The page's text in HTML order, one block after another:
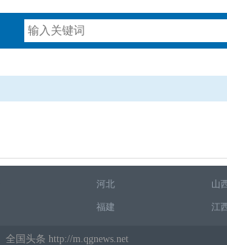
河北 山
福建 江
全国头条 http://m.qgnews.net